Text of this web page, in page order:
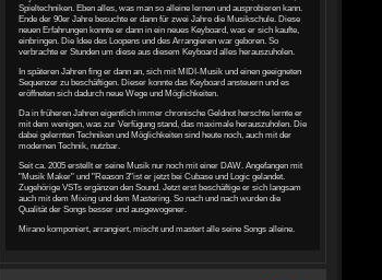
Spieltechniken. Eben alles, was man so alleine lernen und ausprobieren kann.
Ende der 90er Jahre besuchte er dann für zwei Jahre die Musikschule. Diese
neuen Erfahrungen konnte er dann in ein neues Keyboard, was er sich kaufte,
einbringen. Die Idee des Loopens und des Arrangieren war geboren. So
verbrachte er Stunden um diese aus diesem Keyboard alles herauszuholen.
In späteren Jahren fing er dann an, sich mit MIDI-Musik und einen geeigneten
Sequenzer zu beschäftigen. Dieser konnte das Keyboard ansteuern und es
eröffneten sich dadurch neue Wege und Möglichkeiten.
Da in früheren Jahren eigentlich immer chronische Geldnot herschte lernte er
mit dem wenigen, was zur Verfügung stand, das maximale herauszuholen. Die
dabei gelernten Techniken und Möglichkeiten sind heute noch, auch mit der
modernen Technik, nutzbar.
Seit ca. 2005 erstellt er seine Musik nur noch mit einer DAW. Angefangen mit
"Musik Maker" und "Reason 3"ist er jetzt bei Cubase und Logic gelandet.
Zugehörige VSTs ergänzen den Sound. Jetzt erst beschäftige er sich langsam
auch mit dem Mixing und dem Mastering. So nach und nach wurden die
Qualität der Songs besser und ausgewogener.
Mirano komponiert, arrangiert, mischt und mastert alle seine Songs alleine.